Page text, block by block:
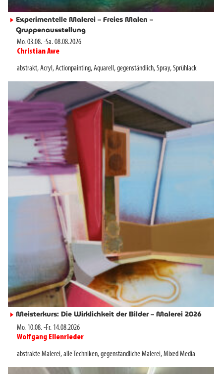
► Experimentelle Malerei – Freies Malen –
Gruppenausstellung
Mo. 03.08.-Sa. 08.08.2026
Christian Awe
abstrakt,Acryl ,Actionpainting,Aquarell ,gegenständlich,Spray,Sprühlack
► Meisterkurs: Die Wirklichkeit der Bilder – Malerei 2026
Mo. 10.08.-Fr. 14.08.2026
Wolfgang Ellenrieder
abstrakte Malerei,alle Techniken,gegenständliche Malerei,Mixed Media